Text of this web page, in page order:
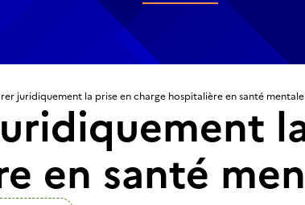
juridiquement la prise en charge hospitalière en santé
en santé